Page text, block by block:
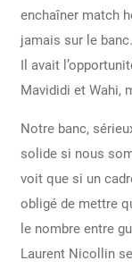
enchaîner match
jamais sur le
Il avait
Mavididi et Wahi,
Notre banc,
solide si nous
voit que si un
obligé de mettre
le nombre entre
Laurent Nicollin